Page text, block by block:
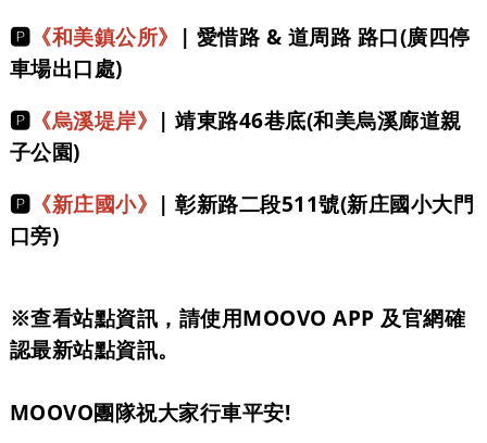
🅿️ 《和美鎮公所》 ​| 愛惜路 & 道周路 路口(廣四停
車場出口處)
🅿️ 《烏溪堤岸》 ​|靖東路46巷底(和美烏溪廊道親
子公園)
🅿️ 《新庄國小》 ​|彰新路二段511號(新庄國小大門
口旁)
※查看站點資訊，請使用MOOVO APP 及官網確
認最新站點資訊。​
MOOVO團隊祝大家行車平安!​